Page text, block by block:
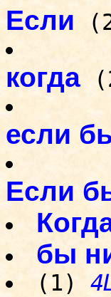
Если
когда
если
Если
бы
(1)